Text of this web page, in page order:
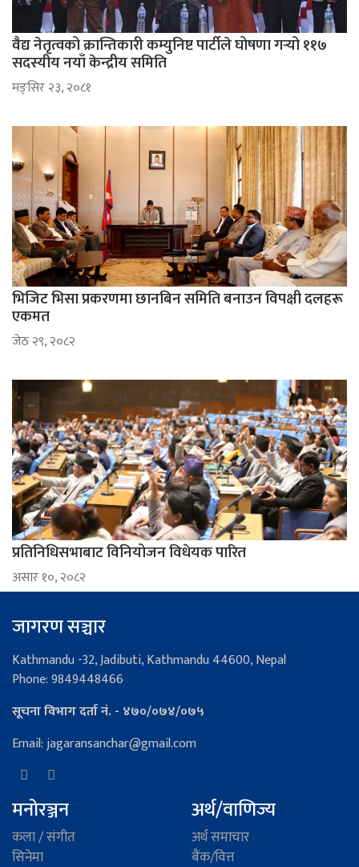
वैद्य नेतृत्वको क्रान्तिकारी कम्युनिष्ट पार्टीले घोषणा गर्‍यो ११७
सदस्यीय नयाँ केन्द्रीय समिति
मङ्सिर २३, २०८१
भिजिट भिसा प्रकरणमा छानबिन समिति बनाउन विपक्षी दलहरू
एकमत
जेठ २९, २०८२
प्रतिनिधिसभाबाट विनियोजन विधेयक पारित
असार १०, २०८२
जागरण सञ्चार
Kathmandu -32, Jadibuti, Kathmandu 44600, Nepal
Phone: 9849448466
सूचना विभाग दर्ता नं. - ४७०/०७४/०७५
Email: jagaransanchar@gmail.com
मनोरञ्जन
कला / संगीत
सिनेमा
अर्थ/वाणिज्य
अर्थ समाचार
बैंक/वित्त